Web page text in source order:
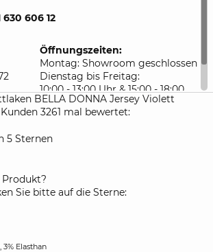
630 606 12
Öffnungszeiten:
Montag: Showroom geschlossen
Dienstag bis Freitag:
10:00 - 13:00 Uhr & 15:00 - 18:00
Uhr
Uhr
BELLA DONNA Jersey Violett
3261 mal bewertet:
5 Sternen
Produkt?
Sie bitte auf die Sterne:
Elasthan